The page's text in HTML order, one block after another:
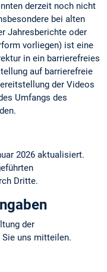
derzeit noch nicht
bei alten
Jahresberichte oder
vorliegen) ist eine
in ein barrierefreies
auf barrierefreie
der Videos
Umfangs des
2026 aktualisiert.
Dritte.
der
uns mitteilen.